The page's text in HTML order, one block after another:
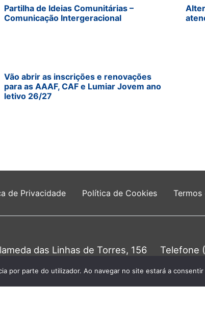
Partilha de Ideias Comunitárias –
Comunicação Intergeracional
Vão abrir as inscrições e renovações
para as AAAF, CAF e Lumiar Jovem ano
letivo 26/27
de Privacidade Política de Cookies
das Linhas de Torres, 156
Telefone
por parte do utilizador. Ao navegar no site estará a